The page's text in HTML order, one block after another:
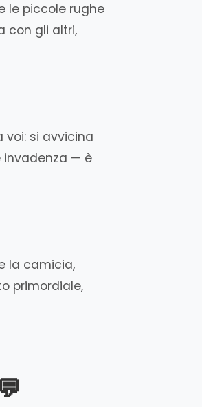
le piccole rughe
con gli altri,
si avvicina
invadenza — è
la camicia,
primordiale,